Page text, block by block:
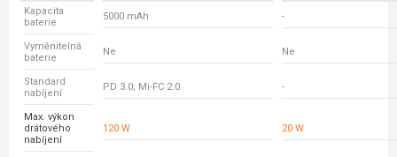
Kapacita
baterie
5000 mAh -
Vyměnitelná
baterie
Ne Ne
Standard
nabíjení
PD 3.0; Mi-FC 2.0 -
Max. výkon
drátového
nabíjení
120 W 20 W